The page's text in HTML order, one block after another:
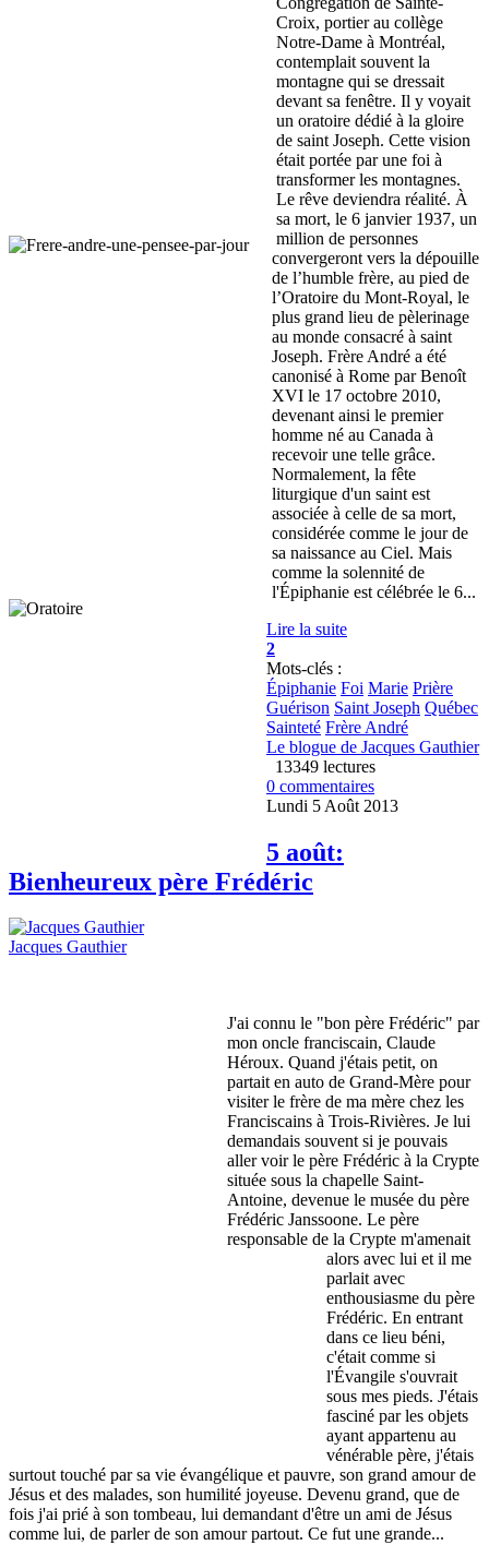
Croix, portier au collège
Notre-Dame à Montréal,
contemplait souvent la
montagne qui se dressait
devant sa fenêtre. Il y voyait
un oratoire dédié à la gloire
de saint Joseph. Cette vision
était portée par une foi à
transformer les montagnes.
Le rêve deviendra réalité. À
sa mort, le 6 janvier 1937, un
million de personnes
convergeront vers la dépouille
de l’humble frère, au pied de
l’Oratoire du Mont-Royal, le
plus grand lieu de pèlerinage
au monde consacré à saint
Joseph. Frère André a été
canonisé à Rome par Benoît
XVI le 17 octobre 2010,
devenant ainsi le premier
homme né au Canada à
recevoir une telle grâce.
Normalement, la fête
liturgique d'un saint est
associée à celle de sa mort,
considérée comme le jour de
sa naissance au Ciel. Mais
comme la solennité de
l'Épiphanie est célébrée le 6...
Lire la suite
2
Mots-clés :
Épiphanie Foi Marie Prière
Guérison Saint Joseph Québec
Sainteté Frère André
Le blogue de Jacques Gauthier
13349 lectures
0 commentaires
Lundi 5 Août 2013
5 août:
Bienheureux père Frédéric
Jacques Gauthier
J'ai connu le "bon père Frédéric" par
mon oncle franciscain, Claude
Héroux. Quand j'étais petit, on
partait en auto de Grand-Mère pour
visiter le frère de ma mère chez les
Franciscains à Trois-Rivières. Je lui
demandais souvent si je pouvais
aller voir le père Frédéric à la Crypte
située sous la chapelle Saint-
Antoine, devenue le musée du père
Frédéric Janssoone. Le père
responsable de la Crypte m'amenait
alors avec lui et il me
parlait avec
enthousiasme du père
Frédéric. En entrant
dans ce lieu béni,
c'était comme si
l'Évangile s'ouvrait
sous mes pieds. J'étais
fasciné par les objets
ayant appartenu au
vénérable père, j'étais
surtout touché par sa vie évangélique et pauvre, son grand amour de
Jésus et des malades, son humilité joyeuse. Devenu grand, que de
fois j'ai prié à son tombeau, lui demandant d'être un ami de Jésus
comme lui, de parler de son amour partout. Ce fut une grande...